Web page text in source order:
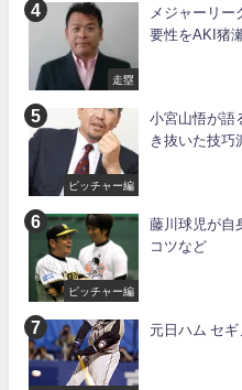
走塁
メジャーリー
要性をAKI猪
ピッチャー編
小宮山悟が語
き抜いた技巧
ピッチャー編
藤川球児が自
コツなど
元日ハム セ